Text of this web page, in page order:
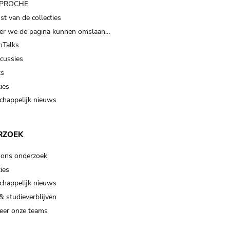
van de collecties
we de pagina kunnen omslaan…
nieuws
onderzoek
nieuws
studieverblijven
onze teams